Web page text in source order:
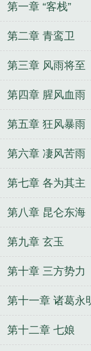
第一章 “客栈”
第二章 青鸾卫
第三章 风雨将至
第四章 腥风血雨
第五章 狂风暴雨
第六章 凄风苦雨
第七章 各为其主
第八章 昆仑东海
第九章 玄玉
第十章 三方势力
第十一章 诸葛永
第十二章 七娘